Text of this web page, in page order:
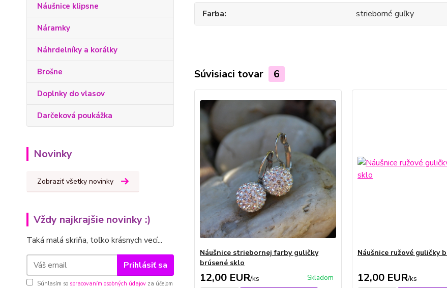
Náušnice klipsne
Náramky
Náhrdelníky a korálky
Brošne
Doplnky do vlasov
Darčeková poukážka
Novinky
Zobraziť všetky novinky
Vždy najkrajšie novinky :)
Taká malá skriňa, toľko krásnych vecí...
Prihlásiť sa
Súhlasím so spracovaním osobných údajov za účelom
Farba strieborné guľky
Súvisiaci tovar 6
Náušnice striebornej farby guličky
brúsené sklo
12,00 EUR/ks Skladom
Náušnice ružové guličky
12,00 EUR/ks